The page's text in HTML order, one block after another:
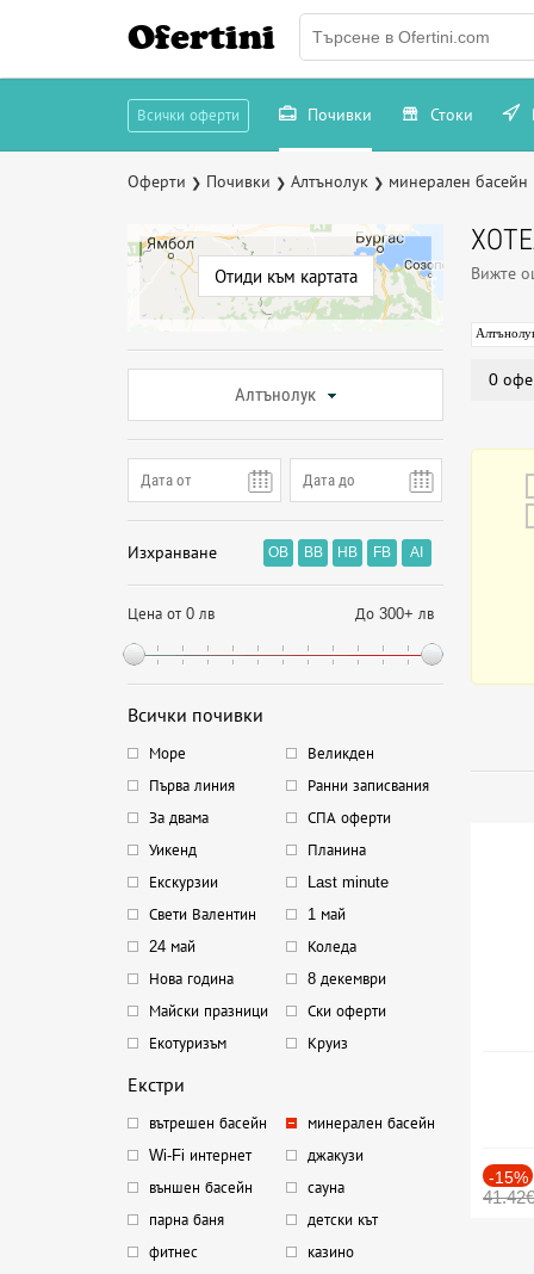
Ofertini
Всички оферти Почивки Стоки
Оферти ❯ Почивки ❯ Алтънолук ❯ минерален басейн
Отиди към картата
Алтънолук
Изхранване OB BB HB FB AI
Цена от 0 лв До 300+ лв
Всички почивки
Море
Великден
Първа линия
Ранни записвания
За двама
СПА оферти
Уикенд
Планина
Екскурзии
Last minute
Свети Валентин
1 май
24 май
Коледа
Нова година
8 декември
Майски празници
Ски оферти
Екотуризъм
Круиз
Екстри
вътрешен басейн
минерален басейн
Wi-Fi интернет
джакузи
външен басейн
сауна
парна баня
детски кът
фитнес
казино
Вижте
0
-15%
41.42€